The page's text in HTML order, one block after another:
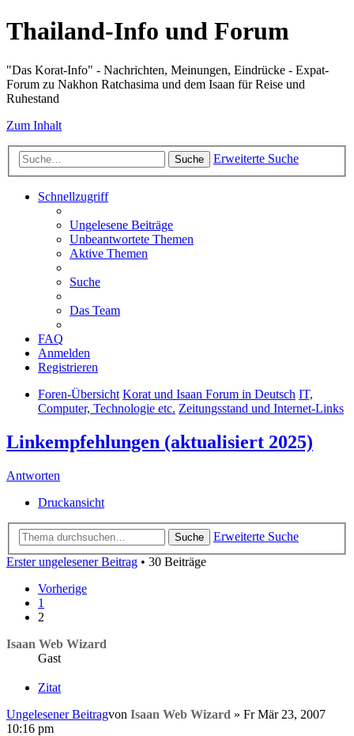
Thailand-Info und Forum
"Das Korat-Info" - Nachrichten, Meinungen, Eindrücke - Expat-
Forum zu Nakhon Ratchasima und dem Isaan für Reise und
Ruhestand
Zum Inhalt
Suche Erweiterte Suche
Schnellzugriff
Ungelesene Beiträge
Unbeantwortete Themen
Aktive Themen
Suche
Das Team
FAQ
Anmelden
Registrieren
Foren-Übersicht Korat und Isaan Forum in Deutsch IT,
Computer, Technologie etc. Zeitungsstand und Internet-Links
Linkempfehlungen (aktualisiert 2025)
Antworten
Druckansicht
Suche
Erweiterte Suche
Erster ungelesener Beitrag • 30 Beiträge
Vorherige
1
2
Isaan Web Wizard
Gast
Zitat
Ungelesener Beitragvon Isaan Web Wizard » Fr Mär 23, 2007
10:16 pm